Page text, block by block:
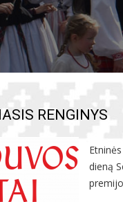
RENGINYS
dieną